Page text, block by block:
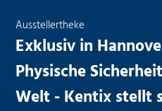
Ausstellertheke
Exklusiv in
Physische
Welt - Kentix stellt